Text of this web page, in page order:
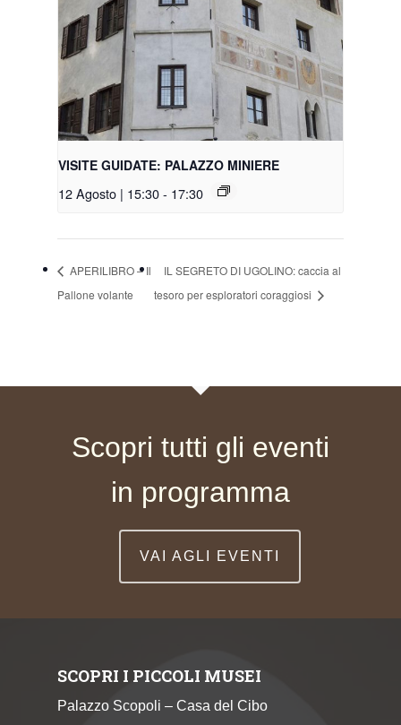
VISITE GUIDATE: PALAZZO MINIERE
12 Agosto | 15:30- 17:30
APERILIBRO – Il
Pallone volante
IL SEGRETO DI UGOLINO: caccia al
tesoro per esploratori coraggiosi
Scopri tutti gli eventi
in programma
VAI AGLI EVENTI
SCOPRI I PICCOLI MUSEI
Palazzo Scopoli – Casa del Cibo